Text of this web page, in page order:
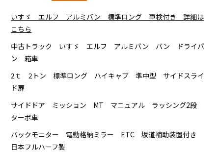
いすゞ エルフ アルミバン 標準ロング 車検付き 詳細は
こちら
中古トラック いすゞ エルフ アルミバン バン ドライバ
ン 箱車
2ｔ 2トン 標準ロング ハイキャブ 準中型 サイドスライ
ド扉
サイドドア ミッション MT マニュアル ラッシング2段
ターボ車
バックモニター 電動格納ミラー ETC 坂道補助装置付き
日本フルハーフ製